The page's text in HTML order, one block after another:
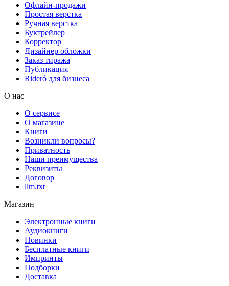
Офлайн-продажи
Простая верстка
Ручная верстка
Буктрейлер
Корректор
Дизайнер обложки
Заказ тиража
Публикация
Rideró для бизнеса
О нас
О сервисе
О магазине
Книги
Возникли вопросы?
Приватность
Наши преимущества
Реквизиты
Договор
llm.txt
Магазин
Электронные книги
Аудиокниги
Новинки
Бесплатные книги
Импринты
Подборки
Доставка